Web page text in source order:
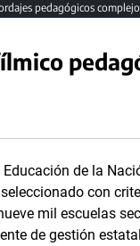
pedagógicos
de la
con
mil escuelas
de gestión